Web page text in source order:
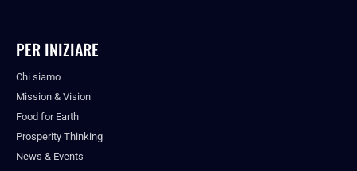
PER INIZIARE
Chi siamo
Mission & Vision
Food for Earth
Prosperity Thinking
News & Events